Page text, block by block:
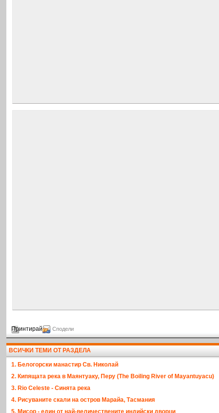
Принтирай Сподели
ВСИЧКИ ТЕМИ ОТ РАЗДЕЛА
1. Белогорски манастир Св. Николай
2. Кипящата река в Маянтуаку, Перу (The Boiling River of Mayantuyacu)
3. Rio Celeste - Синята река
4. Рисуваните скали на остров Марайа, Тасмания
5. Мисор - един от най-величествените индийски дворци